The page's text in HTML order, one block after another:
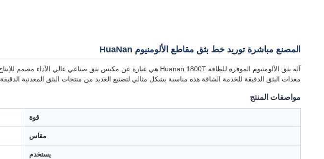
المصنع مباشرة توريد خط بثق مقاطع الألومنيوم HuaNan
معدات البثق الدقيقة للخدمة الشاقة هذه مناسبة بشكل مثالي لتصنيع العديد من منتجات البثق المعدنية الدقيقة.
مواصفات المنتج
قوة
مقاس
يستخدم